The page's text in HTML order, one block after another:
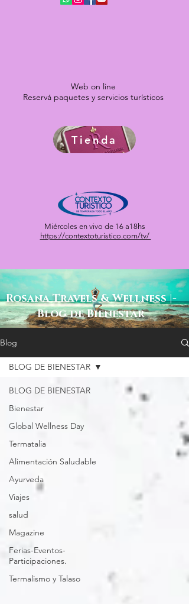
Web on line
Reservá paquetes y servicios turísticos
Tienda
Miércoles en vivo de 16 a18hs
https://contextoturistico.com/tv/
-Rosana Travels & Wellness |
Blog de Bienestar
Blog
BLOG DE BIENESTAR
Bienestar
Global Wellness Day
Termatalia
Alimentación Saludable
Ayurveda
Viajes
salud
Magazine
Ferias-Eventos-
Participaciones.
Termalismo y Talaso
BLOG DE BIENESTAR